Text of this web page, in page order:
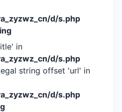
d/s.php
in
d/s.php
string offset 'url' in
d/s.php